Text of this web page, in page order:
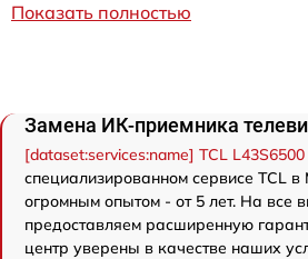
Показать полностью
Замена ИК-приемника
[dataset:services:name] TCL L43S6500
специализированном сервисе TCL
огромным опытом - от 5 лет. На все
предоставляем расширенную
центр уверены в качестве наших